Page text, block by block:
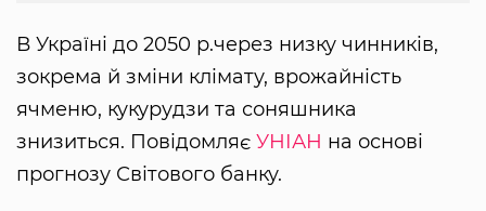
В Україні до 2050 р.через низку чинників,
зокрема й зміни клімату, врожайність
ячменю, кукурудзи та соняшника
знизиться. Повідомляє УНІАН на основі
прогнозу Світового банку.